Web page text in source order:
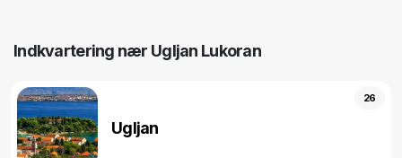
Indkvartering nær Ugljan Lukoran
Ugljan
26